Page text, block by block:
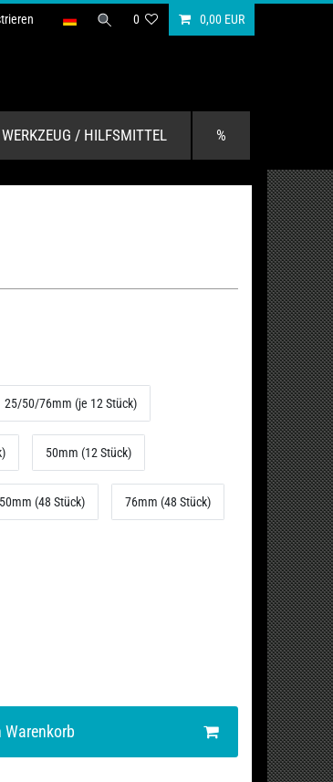
0 0,00 EUR
WERKZEUG / HILFSMITTEL %
25/50/76mm (je 12 Stück)
50mm (12 Stück)
50mm (48 Stück) 76mm (48 Stück)
Warenkorb